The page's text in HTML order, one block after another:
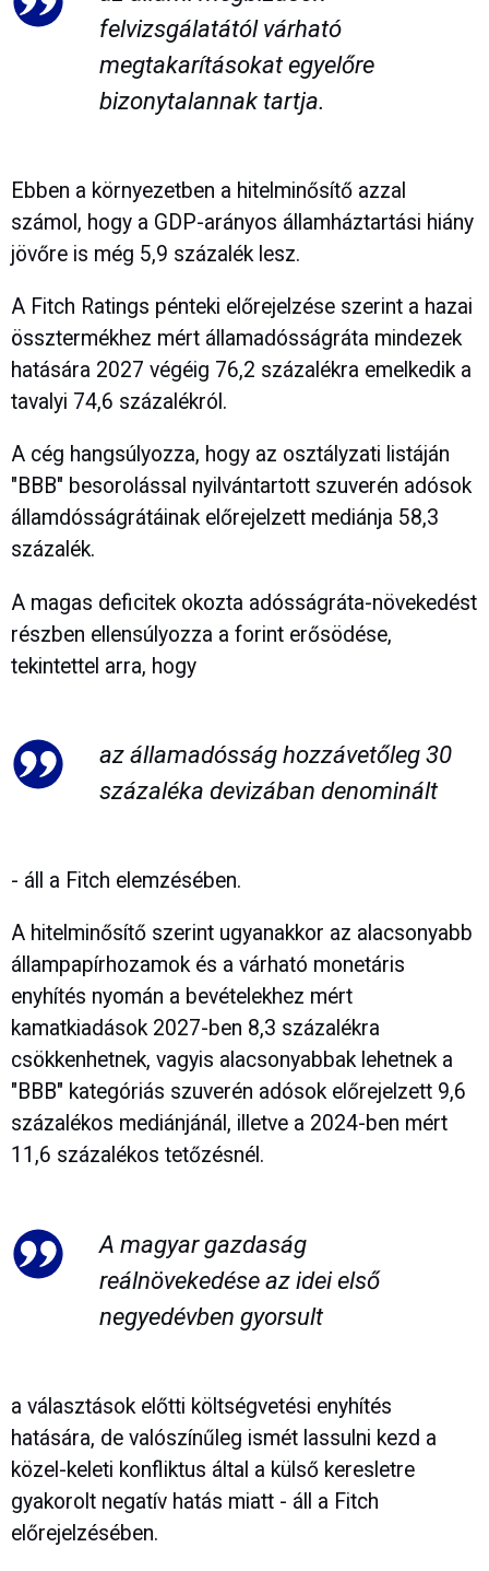
felvizsgálatától várható
megtakarításokat egyelőre
bizonytalannak tartja.
Ebben a környezetben a hitelminősítő azzal
számol, hogy a GDP-arányos államháztartási hiány
jövőre is még 5,9 százalék lesz.
A Fitch Ratings pénteki előrejelzése szerint a hazai
össztermékhez mért államadósságráta mindezek
hatására 2027 végéig 76,2 százalékra emelkedik a
tavalyi 74,6 százalékról.
A cég hangsúlyozza, hogy az osztályzati listáján
"BBB" besorolással nyilvántartott szuverén adósok
államdósságrátáinak előrejelzett mediánja 58,3
százalék.
A magas deficitek okozta adósságráta-növekedést
részben ellensúlyozza a forint erősödése,
tekintettel arra, hogy
az államadósság hozzávetőleg 30
százaléka devizában denominált
- áll a Fitch elemzésében.
A hitelminősítő szerint ugyanakkor az alacsonyabb
állampapírhozamok és a várható monetáris
enyhítés nyomán a bevételekhez mért
kamatkiadások 2027-ben 8,3 százalékra
csökkenhetnek, vagyis alacsonyabbak lehetnek a
"BBB" kategóriás szuverén adósok előrejelzett 9,6
százalékos mediánjánál, illetve a 2024-ben mért
11,6 százalékos tetőzésnél.
A magyar gazdaság
reálnövekedése az idei első
negyedévben gyorsult
a választások előtti költségvetési enyhítés
hatására, de valószínűleg ismét lassulni kezd a
közel-keleti konfliktus által a külső keresletre
gyakorolt negatív hatás miatt - áll a Fitch
előrejelzésében.